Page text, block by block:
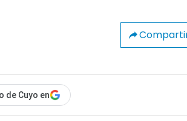
de Cuyo en